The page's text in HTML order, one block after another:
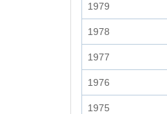
1979
1978
1977
1976
1975